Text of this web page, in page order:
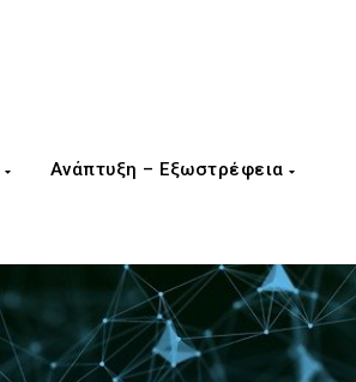
Ανάπτυξη – Εξωστρέφεια